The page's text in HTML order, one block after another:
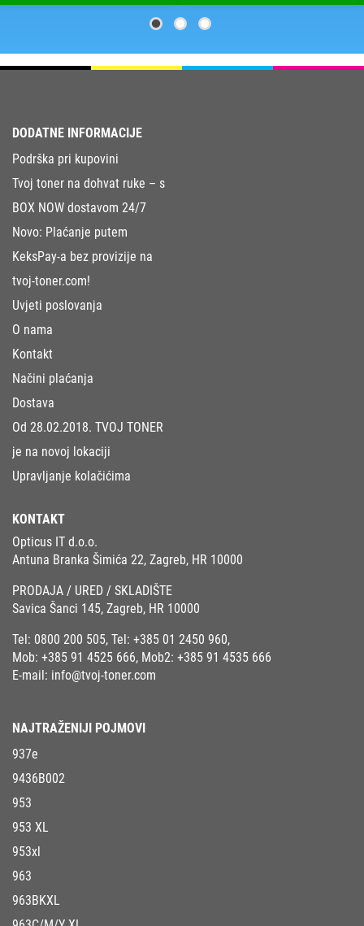
DODATNE INFORMACIJE
Podrška pri kupovini
Tvoj toner na dohvat ruke – s
BOX NOW dostavom 24/7
Novo: Plaćanje putem
KeksPay-a bez provizije na
tvoj-toner.com!
Uvjeti poslovanja
O nama
Kontakt
Načini plaćanja
Dostava
Od 28.02.2018. TVOJ TONER
je na novoj lokaciji
Upravljanje kolačićima
KONTAKT
Opticus IT d.o.o.
Antuna Branka Šimića 22, Zagreb, HR 10000
PRODAJA / URED / SKLADIŠTE
Savica Šanci 145, Zagreb, HR 10000
Tel: 0800 200 505, Tel: +385 01 2450 960,
Mob: +385 91 4525 666, Mob2: +385 91 4535 666
E-mail: info@tvoj-toner.com
NAJTRAŽENIJI POJMOVI
937e
9436B002
953
953 XL
953xl
963
963BKXL